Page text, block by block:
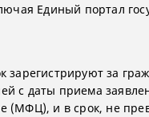
Единый портал
зарегистрируют за
с даты приема
(МФЦ), и в срок, не